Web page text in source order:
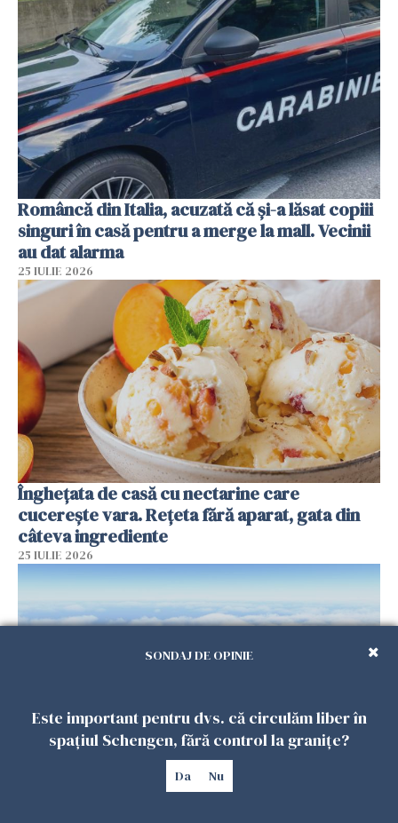
Româncă din Italia, acuzată că și-a lăsat copiii
singuri în casă pentru a merge la mall. Vecinii
au dat alarma
25 IULIE 2026
Înghețata de casă cu nectarine care
cucerește vara. Rețeta fără aparat, gata din
câteva ingrediente
25 IULIE 2026
Încă o dronă a fost doborâtă de un F-16
românesc după ce a intrat ilegal în spațiul
SONDAJ DE OPINIE
Este important pentru dvs. că circulăm liber în
spațiul Schengen, fără control la granițe?
Da Nu